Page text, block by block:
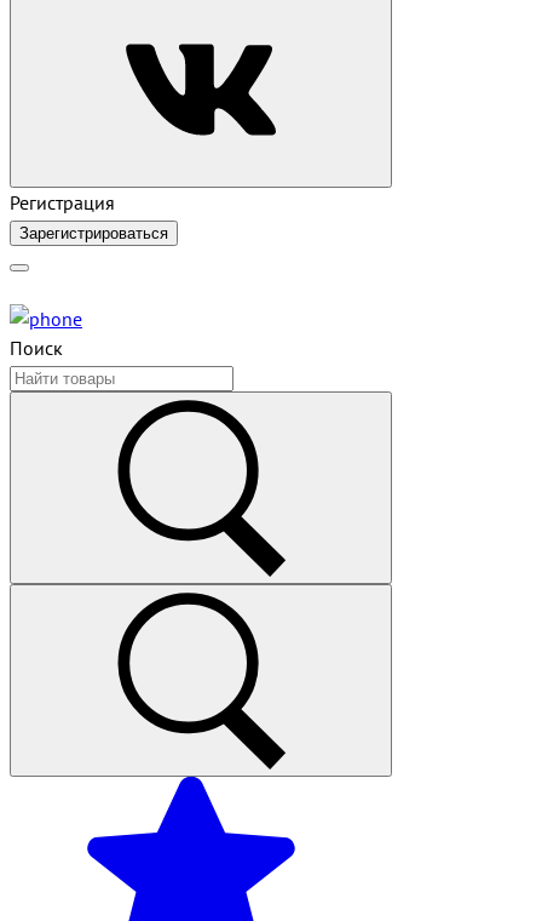
Регистрация
Зарегистрироваться
Поиск